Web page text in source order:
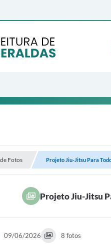
Fotos Projeto Jiu-Jitsu Para
Projeto Jiu-Jitsu
09/06/2026 8 fotos